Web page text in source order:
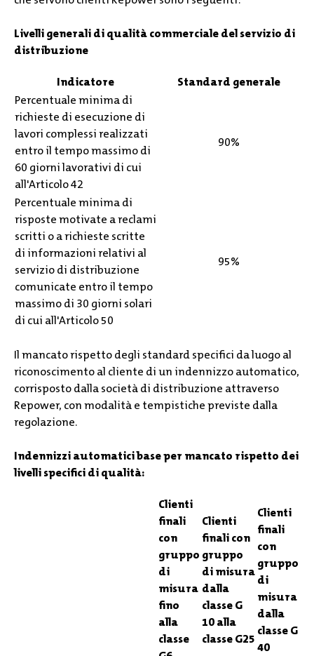
Livelli generali di qualità commerciale del servizio di
distribuzione
Indicatore
Standard generale
Percentuale minima di
richieste di esecuzione di
lavori complessi realizzati
entro il tempo massimo di
60 giorni lavorativi di cui
all'Articolo 42
90%
Percentuale minima di
risposte motivate a reclami
scritti o a richieste scritte
di informazioni relativi al
servizio di distribuzione
comunicate entro il tempo
massimo di 30 giorni solari
di cui all'Articolo 50
95%
Il mancato rispetto degli standard specifici da luogo al
riconoscimento al cliente di un indennizzo automatico,
corrisposto dalla società di distribuzione attraverso
Repower, con modalità e tempistiche previste dalla
regolazione.
Indennizzi automatici base per mancato rispetto dei
livelli specifici di qualità:
Clienti
finali
con
gruppo
di
misura
fino
alla
classe
Clienti
finali con
gruppo
di misura
dalla
classe G
10 alla
classe G25
Clienti
finali
con
gruppo
di
misura
dalla
classe G
40